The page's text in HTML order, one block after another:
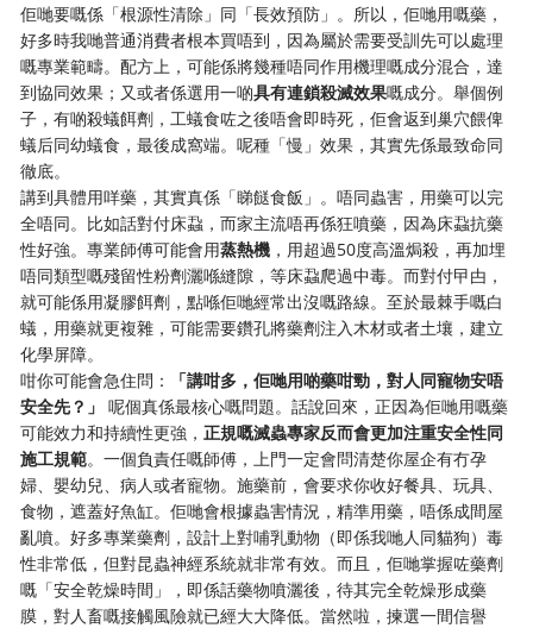
佢哋要嘅係「根源性清除」同「長效預防」。所以，佢哋用嘅藥，
好多時我哋普通消費者根本買唔到，因為屬於需要受訓先可以處理
嘅專業範疇。配方上，可能係將幾種唔同作用機理嘅成分混合，達
到協同效果；又或者係選用一啲具有連鎖殺滅效果嘅成分。舉個例
子，有啲殺蟻餌劑，工蟻食咗之後唔會即時死，佢會返到巢穴餵俾
蟻后同幼蟻食，最後成窩端。呢種「慢」效果，其實先係最致命同
徹底。
講到具體用咩藥，其實真係「睇餸食飯」。唔同蟲害，用藥可以完
全唔同。比如話對付床蝨，而家主流唔再係狂噴藥，因為床蝨抗藥
性好強。專業師傅可能會用蒸熱機 ，用超過50度高溫焗殺，再加埋
唔同類型嘅殘留性粉劑灑喺縫隙，等床蝨爬過中毒。而對付曱甴，
就可能係用凝膠餌劑，點喺佢哋經常出沒嘅路線。至於最棘手嘅白
蟻，用藥就更複雜，可能需要鑽孔將藥劑注入木材或者土壤，建立
化學屏障。
咁你可能會急住問：
「講咁多，佢哋用啲藥咁勁，對人同寵物安唔
安全先？」 ​ 呢個真係最核心嘅問題。話說回來，正因為佢哋用嘅藥
可能效力和持續性更強，正規嘅滅蟲專家反而會更加注重安全性同
施工規範。一個負責任嘅師傅，上門一定會問清楚你屋企有冇孕
婦、嬰幼兒、病人或者寵物。施藥前，會要求你收好餐具、玩具、
食物，遮蓋好魚缸。佢哋會根據蟲害情況，精準用藥，唔係成間屋
亂噴。好多專業藥劑，設計上對哺乳動物（即係我哋人同貓狗）毒
性非常低，但對昆蟲神經系統就非常有效。而且，佢哋掌握咗藥劑
嘅「安全乾燥時間」，即係話藥物噴灑後，待其完全乾燥形成藥
膜，對人畜嘅接觸風險就已經大大降低。當然啦，揀選一間信譽